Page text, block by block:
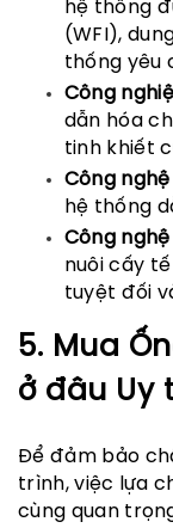
hệ thống
(WFI),
thống yêu
Công
dẫn hóa
tinh khiết
Công
hệ thống
Công
nuôi cấy
tuyệt đối
5. Mua
ở đâu Uy
Để đảm bảo
trình, việc lựa
cùng quan